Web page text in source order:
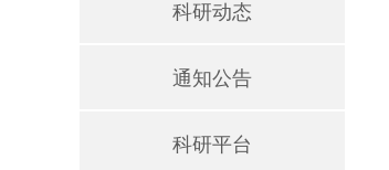
科研动态
通知公告
科研平台